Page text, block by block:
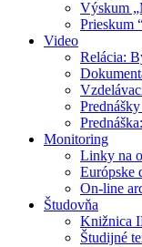
Výskum
Prieskum
Video
Relácia:
Monitoring
Linky na
Európske
On-line
Študovňa
Knižnica
Študijné